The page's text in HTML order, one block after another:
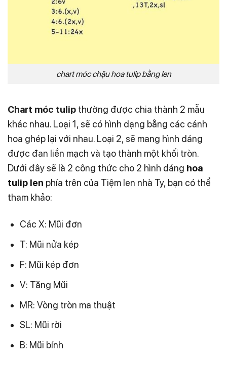
chart móc chậu hoa tulip bằng len
Chart móc tulip thường được chia thành 2 mẫu
khác nhau. Loại 1, sẽ có hình dạng bằng các cánh
hoa ghép lại với nhau. Loại 2, sẽ mang hình dáng
được đan liền mạch và tạo thành một khối tròn.
Dưới đây sẽ là 2 công thức cho 2 hình dáng hoa
tulip len phía trên của Tiệm len nhà Ty, bạn có thể
tham khảo:
Các X: Mũi đơn
T: Mũi nửa kép
F: Mũi kép đơn
V: Tăng Mũi
MR: Vòng tròn ma thuật
SL: Mũi rời
B: Mũi bính